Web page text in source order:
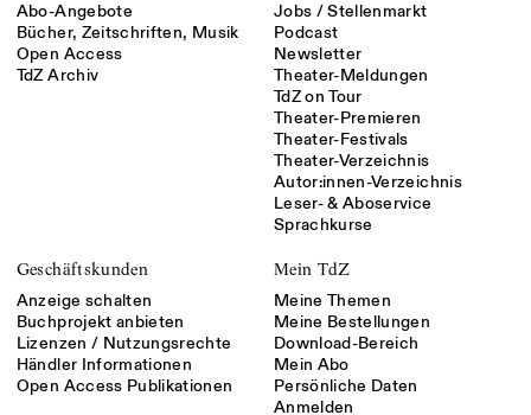
Abo-Angebote
Bücher, Zeitschriften, Musik
Open Access
TdZ Archiv
Jobs / Stellenmarkt
Podcast
Newsletter
Theater-Meldungen
TdZ on Tour
Theater-Premieren
Theater-Festivals
Theater-Verzeichnis
Autor:innen-Verzeichnis
Leser- & Aboservice
Sprachkurse
Geschäftskunden
Anzeige schalten
Buchprojekt anbieten
Lizenzen / Nutzungsrechte
Händler Informationen
Open Access Publikationen
Mein TdZ
Meine Themen
Meine Bestellungen
Download-Bereich
Mein Abo
Persönliche Daten
Anmelden